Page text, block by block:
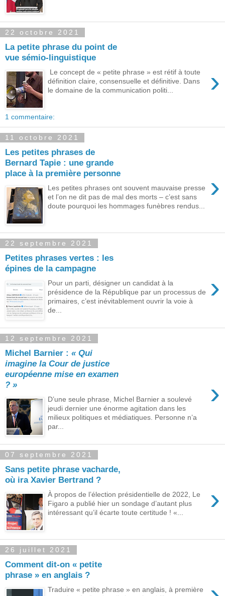
22 octobre 2021
La petite phrase du point de
vue sémio-linguistique
›
Le concept de « petite phrase » est rétif à toute
définition claire, consensuelle et définitive. Dans
le domaine de la communication politi...
1 commentaire:
11 octobre 2021
Les petites phrases de
Bernard Tapie : une grande
place à la première personne
›
Les petites phrases ont souvent mauvaise presse
et l’on ne dit pas de mal des morts – c’est sans
doute pourquoi les hommages funèbres rendus...
22 septembre 2021
Petites phrases vertes : les
épines de la campagne
›
Pour un parti, désigner un candidat à la
présidence de la République par un processus de
primaires, c’est inévitablement ouvrir la voie à
de...
12 septembre 2021
Michel Barnier : « Qui
imagine la Cour de justice
européenne mise en examen
? »
›
D’une seule phrase, Michel Barnier a soulevé
jeudi dernier une énorme agitation dans les
milieux politiques et médiatiques. Personne n’a
par...
07 septembre 2021
Sans petite phrase vacharde,
où ira Xavier Bertrand ?
›
À propos de l’élection présidentielle de 2022, Le
Figaro a publié hier un sondage d’autant plus
intéressant qu’il écarte toute certitude ! «...
26 juillet 2021
Comment dit-on « petite
phrase » en anglais ?
Traduire « petite phrase » en anglais, à première